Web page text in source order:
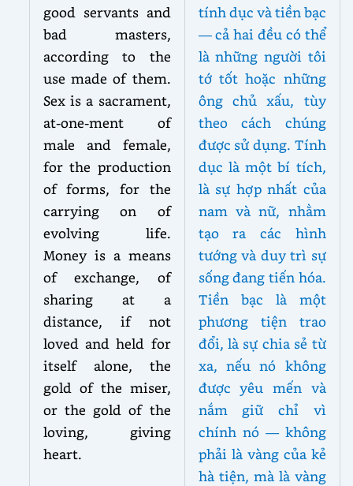
good servants and
bad masters,
according to the
use made of them.
Sex is a sacrament,
at-one-ment of
male and female,
for the production
of forms, for the
carrying on of
evolving life.
Money is a means
of exchange, of
sharing at a
distance, if not
loved and held for
itself alone, the
gold of the miser,
or the gold of the
loving, giving
heart.
tính dục và tiền bạc
— cả hai đều có thể
là những người tôi
tớ tốt hoặc những
ông chủ xấu, tùy
theo cách chúng
được sử dụng. Tính
dục là một bí tích,
là sự hợp nhất của
nam và nữ, nhằm
tạo ra các hình
tướng và duy trì sự
sống đang tiến hóa.
Tiền bạc là một
phương tiện trao
đổi, là sự chia sẻ từ
xa, nếu nó không
được yêu mến và
nắm giữ chỉ vì
chính nó — không
phải là vàng của kẻ
hà tiện, mà là vàng